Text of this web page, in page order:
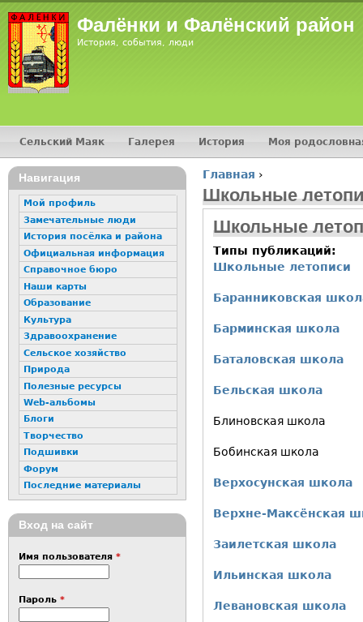
Фалёнки и Фалёнский район
История, события, люди
Вы здесь
Главная ›
Школьные
Школьные
Типы публикаций:
Школьные летописи
Баранниковская
Барминская школа
Баталовская школа
Бельская школа
Блиновская школа
Бобинская школа
Верхосунская школа
Верхне-Максёнская
Заилетская школа
Ильинская школа
Левановская школа
Главное меню
Сельский Маяк Галерея История Моя
16+
Навигация
Мой профиль
Замечательные люди
История посёлка и района
Официальная информация
Справочное бюро
Наши карты
Образование
Культура
Здравоохранение
Сельское хозяйство
Природа
Полезные ресурсы
Web-альбомы
Блоги
Творчество
Подшивки
Форум
Последние материалы
Вход на сайт
Имя пользователя *
Пароль *